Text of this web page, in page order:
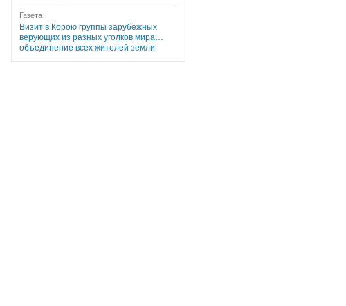
Газета
Визит в Корою группы зарубежных
верующих из разных уголков мира…
объединение всех жителей земли